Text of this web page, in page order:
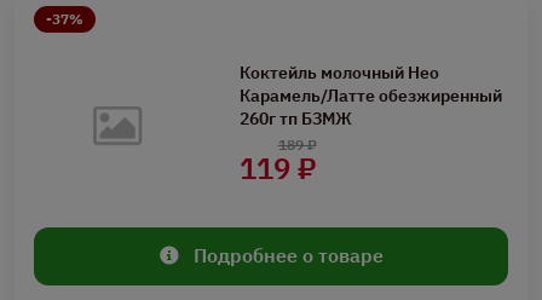
-37%
Коктейль молочный Нео
Карамель/Латте обезжиренный
260г тп БЗМЖ
119 ₽
189 ₽
Подробнее о товаре